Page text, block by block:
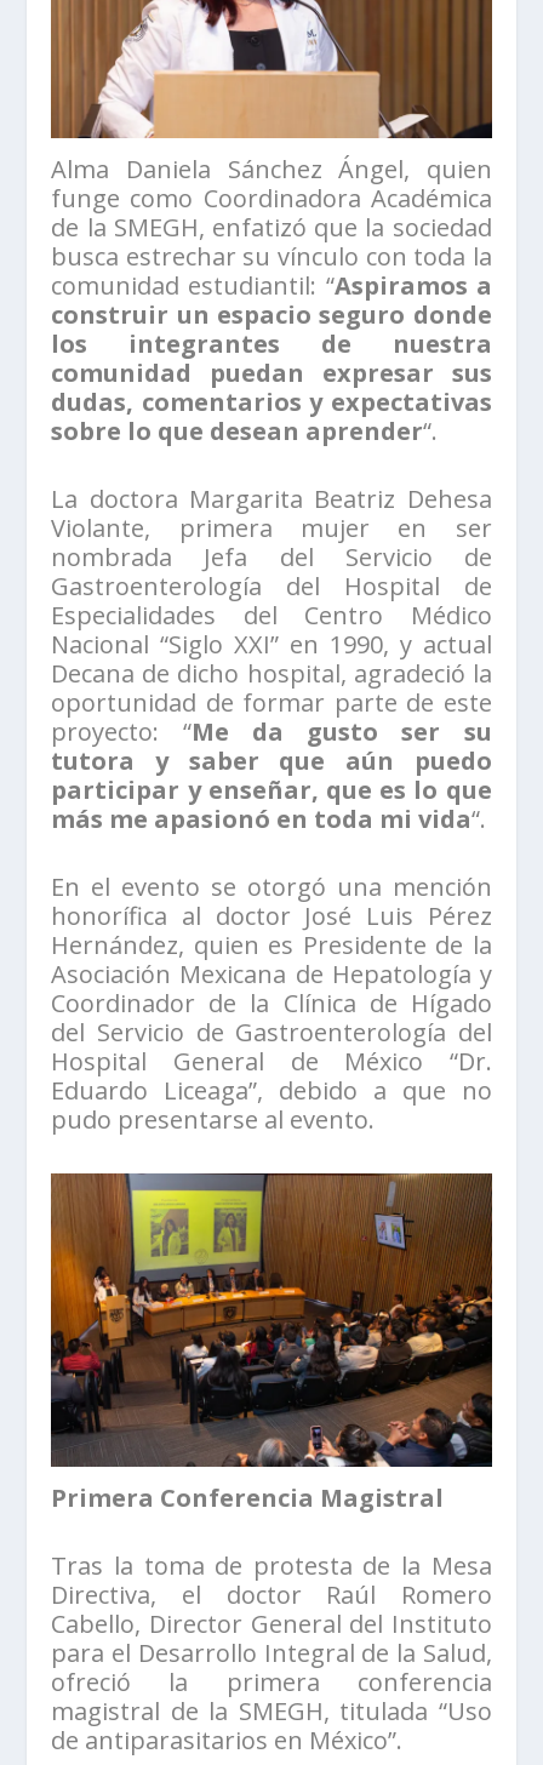
Alma Daniela Sánchez Ángel, quien
funge como Coordinadora Académica
de la SMEGH, enfatizó que la sociedad
busca estrechar su vínculo con toda la
comunidad estudiantil: “Aspiramos a
construir un espacio seguro donde
los integrantes de nuestra
comunidad puedan expresar sus
dudas, comentarios y expectativas
sobre lo que desean aprender“.
La doctora Margarita Beatriz Dehesa
Violante, primera mujer en ser
nombrada Jefa del Servicio de
Gastroenterología del Hospital de
Especialidades del Centro Médico
Nacional “Siglo XXI” en 1990, y actual
Decana de dicho hospital, agradeció la
oportunidad de formar parte de este
proyecto: “Me da gusto ser su
tutora y saber que aún puedo
participar y enseñar, que es lo que
más me apasionó en toda mi vida“.
En el evento se otorgó una mención
honorífica al doctor José Luis Pérez
Hernández, quien es Presidente de la
Asociación Mexicana de Hepatología y
Coordinador de la Clínica de Hígado
del Servicio de Gastroenterología del
Hospital General de México “Dr.
Eduardo Liceaga”, debido a que no
pudo presentarse al evento.
Primera Conferencia Magistral
Tras la toma de protesta de la Mesa
Directiva, el doctor Raúl Romero
Cabello, Director General del Instituto
para el Desarrollo Integral de la Salud,
ofreció la primera conferencia
magistral de la SMEGH, titulada “Uso
de antiparasitarios en México”.